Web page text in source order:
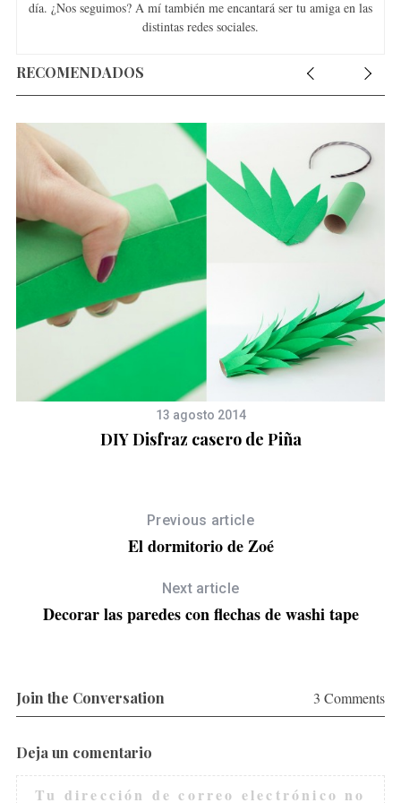
día. ¿Nos seguimos? A mí también me encantará ser tu amiga en las
distintas redes sociales.
RECOMENDADOS
13 agosto 2014
DIY Disfraz casero de Piña
Previous article
El dormitorio de Zoé
Next article
Decorar las paredes con flechas de washi tape
Join the Conversation 3 Comments
Deja un comentario
Tu dirección de correo electrónico no